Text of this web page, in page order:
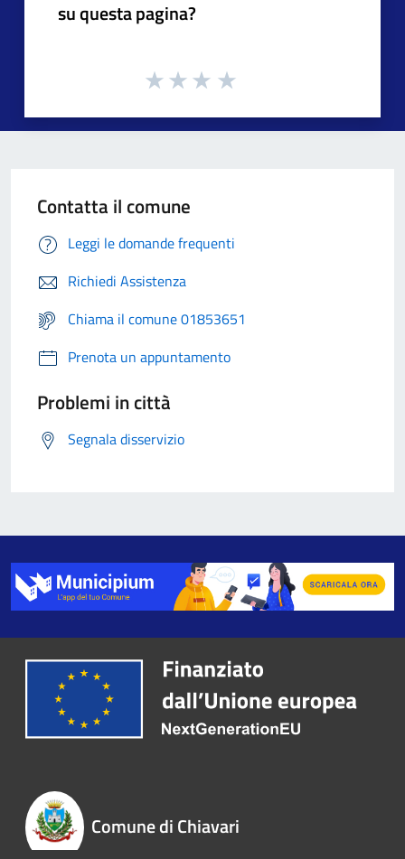
su questa pagina?
Contatta il comune
Leggi le domande frequenti
Richiedi Assistenza
Chiama il comune 01853651
Prenota un appuntamento
Problemi in città
Segnala disservizio
Comune di Chiavari